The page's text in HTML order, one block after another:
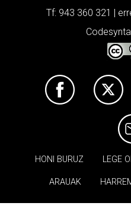
Tf: 943 360 321 |
HONI BURUZ LEGE
ARAUAK